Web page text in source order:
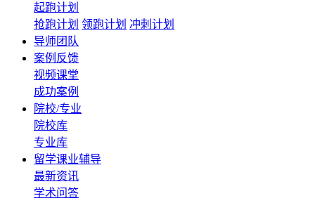
起跑计划
抢跑计划 领跑计划 冲刺计划
导师团队
案例反馈
视频课堂
成功案例
院校/专业
院校库
专业库
留学课业辅导
最新资讯
学术问答